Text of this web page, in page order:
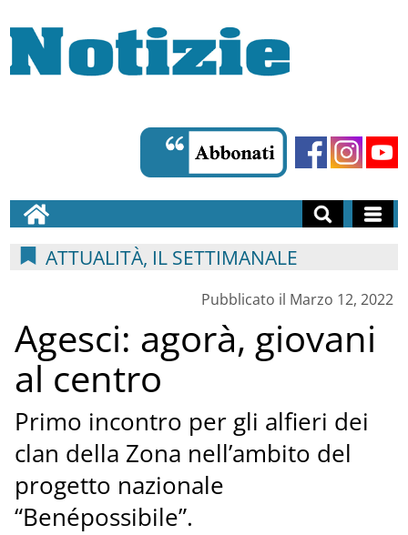
ATTUALITÀ, IL SETTIMANALE
Pubblicato il Marzo 12, 2022
Agesci: agorà, giovani
al centro
Primo incontro per gli alfieri dei
clan della Zona nell’ambito del
progetto nazionale
“Benépossibile”.